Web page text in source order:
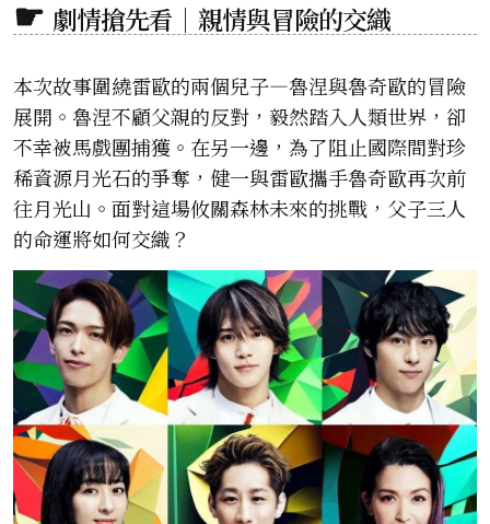
劇情搶先看｜親情與冒險的交織
本次故事圍繞雷歐的兩個兒子—魯涅與魯奇歐的冒險
展開。魯涅不顧父親的反對，毅然踏入人類世界，卻
不幸被馬戲團捕獲。在另一邊，為了阻止國際間對珍
稀資源月光石的爭奪，健一與雷歐攜手魯奇歐再次前
往月光山。面對這場攸關森林未來的挑戰，父子三人
的命運將如何交織？